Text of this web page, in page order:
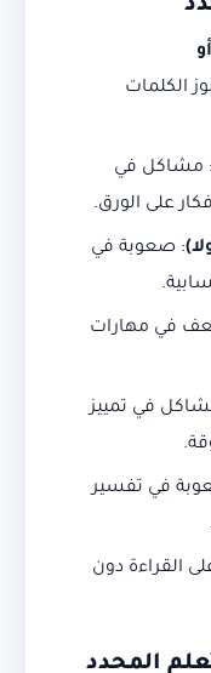
الكلمات
: مشاكل في
على الورق.
: صعوبة في
في مهارات
في تمييز
في تفسير
القراءة دون
المحدد